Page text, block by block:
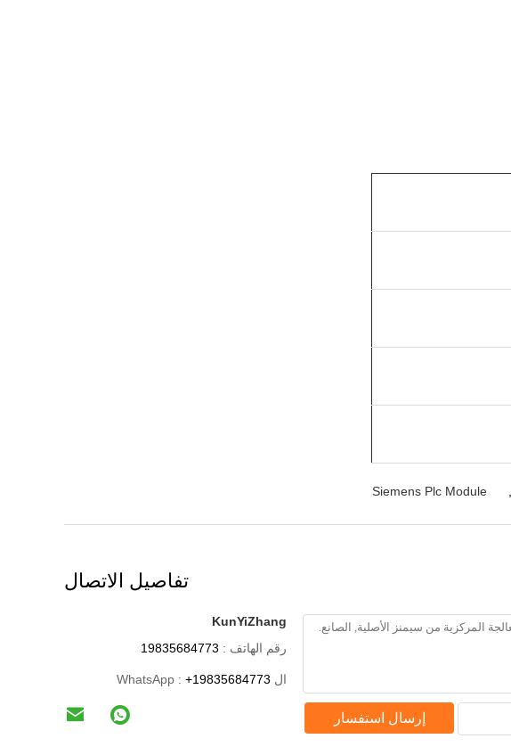
Siemens Plc Module
تفاصيل الاتصال
KunYiZhang
رقم الهاتف :
ال WhatsApp : +19835684773
إرسال استفسار